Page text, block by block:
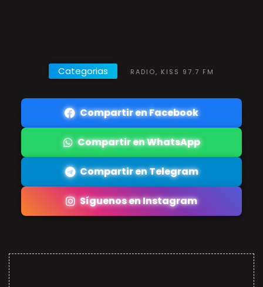
Categorias RADIO, KISS 97.7 FM
Compartir en Facebook
Compartir en WhatsApp
Compartir en Telegram
Síguenos en Instagram